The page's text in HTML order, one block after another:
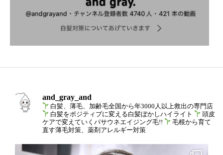
and_gray_and
白髪、薄毛、加齢毛全国から年3000人以上救出の専門店
白髪をポジティブに変える白髪ぼかしハイライト
頭皮
ケアで変えていくパサウネエイジング毛!!
毛根から育て
直す薄毛対策、薬剤アレルギー対策